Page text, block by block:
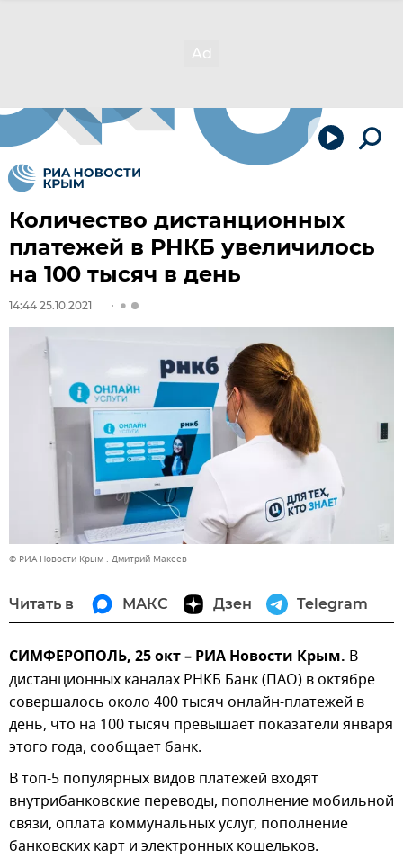
Количество дистанционных
платежей в РНКБ увеличилось
на 100 тысяч в день
14:44 25.10.2021
© РИА Новости Крым . Дмитрий Макеев
Читать в МАКС Дзен Telegram
СИМФЕРОПОЛЬ, 25 окт – РИА Новости Крым. В
дистанционных каналах РНКБ Банк (ПАО) в октябре
совершалось около 400 тысяч онлайн-платежей в
день, что на 100 тысяч превышает показатели января
этого года, сообщает банк.
В топ-5 популярных видов платежей входят
внутрибанковские переводы, пополнение мобильной
связи, оплата коммунальных услуг, пополнение
банковских карт и электронных кошельков.